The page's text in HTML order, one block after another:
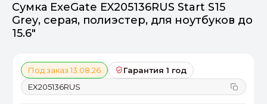
Сумка ExeGate EX205136RUS Start S15
Grey, серая, полиэстер, для ноутбуков до
15.6"
Под заказ 13.08.26
Гарантия 1 год
EX205136RUS